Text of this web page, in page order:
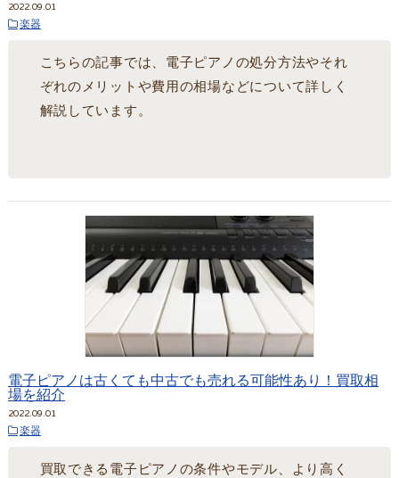
2022.09.01
楽器
こちらの記事では、電子ピアノの処分方法やそれ
ぞれのメリットや費用の相場などについて詳しく
解説しています。
電子ピアノは古くても中古でも売れる可能性あり！買取相
場を紹介
2022.09.01
楽器
買取できる電子ピアノの条件やモデル、より高く